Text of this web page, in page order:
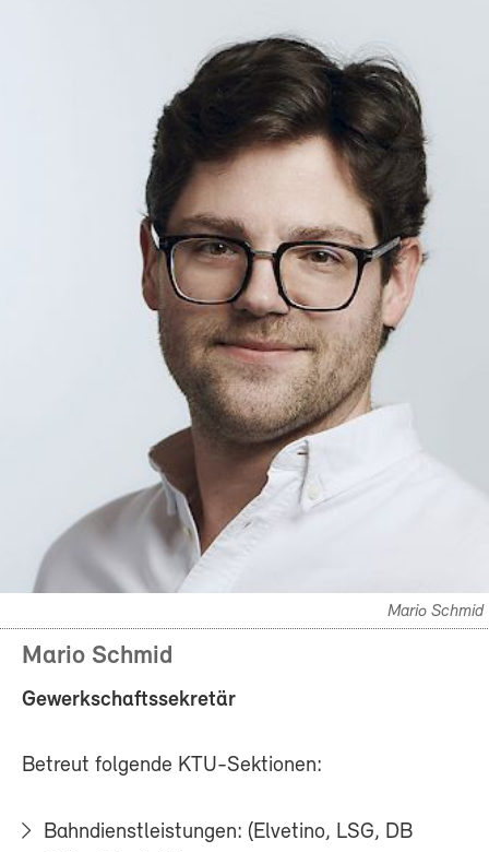
Mario Schmid
Mario Schmid
Gewerkschaftssekretär
Betreut folgende KTU-Sektionen:
Bahndienstleistungen: (Elvetino, LSG, DB